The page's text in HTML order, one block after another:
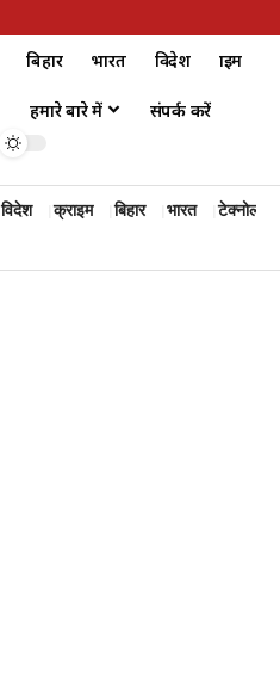
बिहार भारत विदेश क्राइम
हमारे बारे में संपर्क करें
विदेश क्राइम बिहार भारत टेक्नोलॉजी